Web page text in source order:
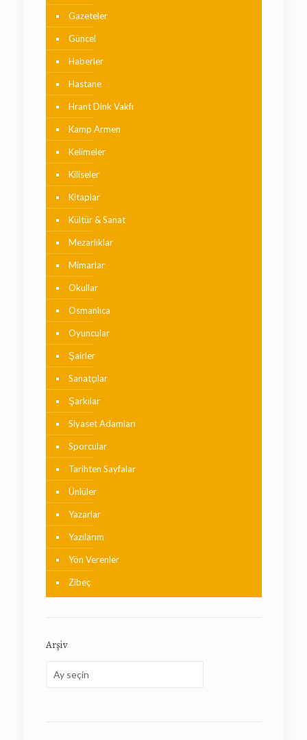
Gazeteler
Güncel
Haberler
Hastane
Hrant Dink Vakfı
Kamp Armen
Kelimeler
Kiliseler
Kitaplar
Kültür & Sanat
Mezarlıklar
Mimarlar
Okullar
Osmanlıca
Oyuncular
Şairler
Sanatçılar
Şarkılar
Siyaset Adamları
Sporcular
Tarihten Sayfalar
Ünlüler
Yazarlar
Yazılarım
Yön Verenler
Zibeç
Arşiv